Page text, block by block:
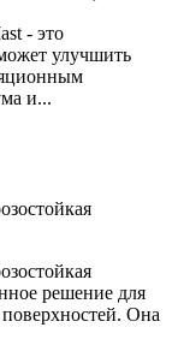
- это
улучшить
и...
решение для
Она